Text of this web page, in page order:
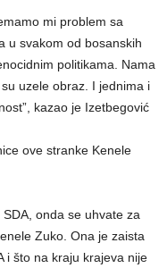
mi problem sa
u svakom od bosanskih
politikama. Nama
uzele obraz. I jednima i
kazao je Izetbegović
ove stranke Kenele
onda se uhvate za
Zuko. Ona je zaista
i što na kraju krajeva nije